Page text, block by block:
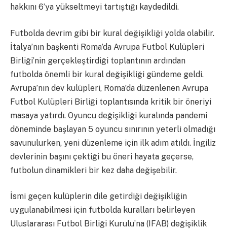
hakkını 6’ya yükseltmeyi tartıştığı kaydedildi.
Futbolda devrim gibi bir kural değişikliği yolda olabilir.
İtalya’nın başkenti Roma’da Avrupa Futbol Kulüpleri
Birliği’nin gerçekleştirdiği toplantının ardından
futbolda önemli bir kural değişikliği gündeme geldi.
Avrupa’nın dev kulüpleri, Roma’da düzenlenen Avrupa
Futbol Kulüpleri Birliği toplantısında kritik bir öneriyi
masaya yatırdı. Oyuncu değişikliği kuralında pandemi
döneminde başlayan 5 oyuncu sınırının yeterli olmadığı
savunulurken, yeni düzenleme için ilk adım atıldı. İngiliz
devlerinin başını çektiği bu öneri hayata geçerse,
futbolun dinamikleri bir kez daha değişebilir.
İsmi geçen kulüplerin dile getirdiği değişikliğin
uygulanabilmesi için futbolda kuralları belirleyen
Uluslararası Futbol Birliği Kurulu’na (IFAB) değişiklik